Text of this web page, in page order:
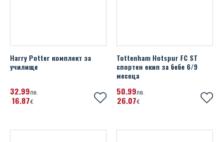
Harry Potter комплект за
училище
32 99лв.
16 87€
Tottenham Hotspur FC ST
спортен екип за бебе 6/9
месеца
50 99лв.
26 07€